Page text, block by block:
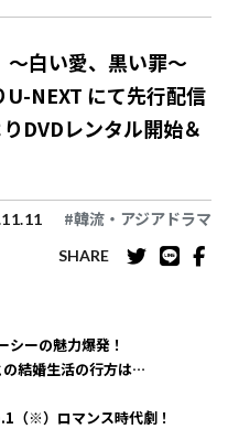
白い愛、黒い罪～
NEXT にて先行配信
DVDレンタル開始＆
#韓流・アジアドラマ
SHARE
シーの魅力爆発！
結婚生活の行方は…
（※）ロマンス時代劇！